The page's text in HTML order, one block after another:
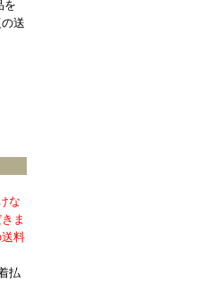
を
送
な
ま
料
払